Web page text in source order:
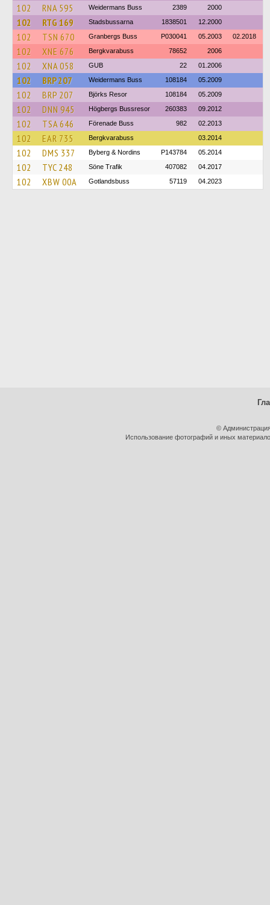
102 RNA 595 Weidermans Buss 2389 2000
102 RTG 169 Stadsbussarna 1838501 12.2000
102 TSN 670 Granbergs Buss P030041 05.2003 02.2018
102 XNE 676 Bergkvarabuss 78652 2006
102 XNA 058 GUB 22 01.2006
102 BRP 207 Weidermans Buss 108184 05.2009
102 BRP 207 Björks Resor 108184 05.2009
102 DNN 945 Högbergs Bussresor 260383 09.2012
102 TSA 646 Förenade Buss 982 02.2013
102 EAR 735 Bergkvarabuss 03.2014
102 DMS 337 Byberg & Nordins P143784 05.2014
102 TYC 248 Söne Trafik 407082 04.2017
102 XBW 00A Gotlandsbuss 57119 04.2023
©
Использование фотографий и иных